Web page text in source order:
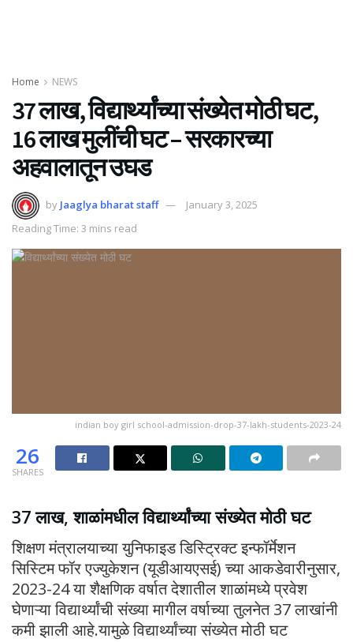
Home NEWS
37 लाख, विद्यार्थ्यांच्या संख्येत मोठी घट,
16 लाख मुलींची घट – सरकारच्या
अहवालातून उघड
by Jaaglya bharat staff
January 3, 2025
Reading Time: 3 mins read
indian boy girl school-admission-drop-37-lakh-students-2023-24
26
SHARES
37 लाख, शाळांमधील विद्यार्थ्यांच्या संख्येत मोठी घट
शिक्षण मंत्रालयाच्या युनिफाइड डिस्ट्रिक्ट इन्फॉर्मेशन
सिस्टिम फॉर एज्युकेशन (यूडीआयएसई) च्या आकडेवारीनुसार,
2023-24 या शैक्षणिक वर्षात देशातील शाळांमध्ये प्रवेश
घेणाऱ्या विद्यार्थ्यांची संख्या मागील वर्षाच्या तुलनेत 37 लाखांनी
कमी झाली आहे.यामुळे विद्यार्थ्यांच्या संख्येत मोठी घट